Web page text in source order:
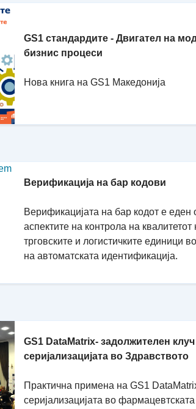
GS1 стандардите - Двигател на
бизнис процеси
Нова книга на GS1 Македонија
Верификација на бар кодови
Верификацијата на бар кодот е еден
аспектите на контрола на квалитетот
трговските и логистичките единици
на автоматската идентификација.
GS1 DataMatrix- задолжителен клуч
серијализацијата во Здравството
Практична примена на GS1
серијализацијата во фармацевтската